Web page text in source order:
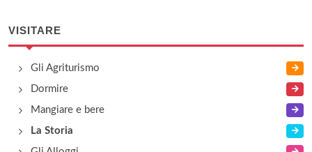
VISITARE
Gli Agriturismo
Dormire
Mangiare e bere
La Storia